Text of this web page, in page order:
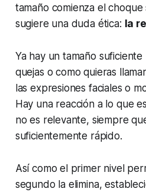
tamaño comienza el
sugiere una duda ética: la
Ya hay un tamaño
quejas o como quieras
las expresiones faciales o
Hay una reacción a lo que
no es relevante, siempre
suficientemente rápido.
Así como el primer nivel
segundo la elimina,